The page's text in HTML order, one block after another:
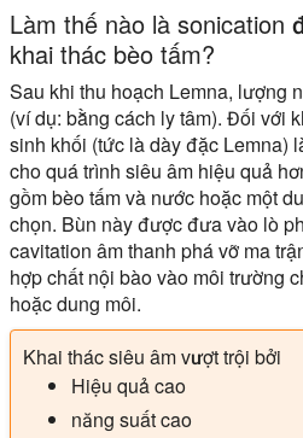
Làm thế nào là sonication
khai thác bèo tấm?
Sau khi thu hoạch Lemna, lượng
(ví dụ: bằng cách ly tâm). Đối với
sinh khối (tức là dày đặc Lemna)
cho quá trình siêu âm hiệu quả
gồm bèo tấm và nước hoặc một
chọn. Bùn này được đưa vào lò
cavitation âm thanh phá vỡ ma
hợp chất nội bào vào môi trường
hoặc dung môi.
Khai thác siêu âm vượt trội bởi
Hiệu quả cao
năng suất cao